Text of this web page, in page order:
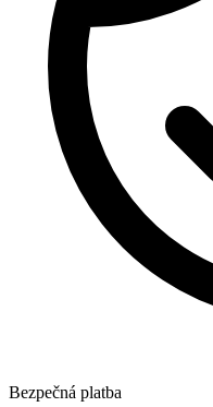
Bezpečná platba